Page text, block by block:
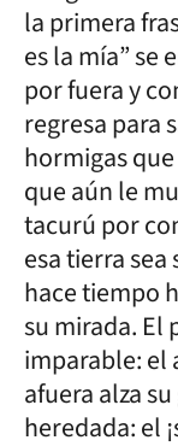
la primera
es la mía” se
por fuera y
regresa para
hormigas
que aún le
tacurú por
esa tierra
hace tiempo
su mirada. El
imparable: el
afuera alza
heredada: el